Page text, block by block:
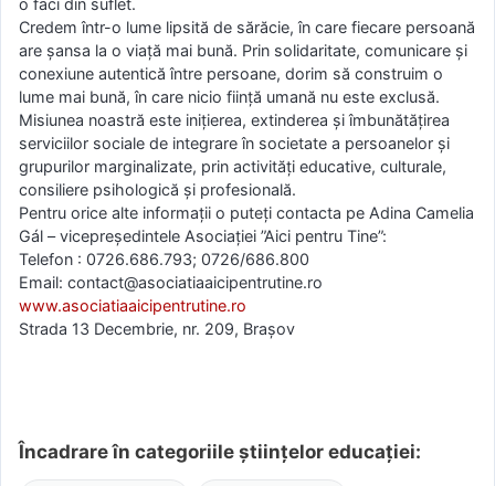
Credem într-o lume lipsită de sărăcie, în care fiecare persoană
are șansa la o viață mai bună. Prin solidaritate, comunicare și
conexiune autentică între persoane, dorim să construim o
lume mai bună, în care nicio ființă umană nu este exclusă.
Misiunea noastră este inițierea, extinderea și îmbunătățirea
serviciilor sociale de integrare în societate a persoanelor și
grupurilor marginalizate, prin activități educative, culturale,
consiliere psihologică și profesională.
Pentru orice alte informații o puteți contacta pe Adina Camelia
Gál – vicepreședintele Asociației ”Aici pentru Tine”:
Telefon : 0726.686.793; 0726/686.800
Email: contact@asociatiaaicipentrutine.ro
www.asociatiaaicipentrutine.ro
Strada 13 Decembrie, nr. 209, Brașov
Încadrare în categoriile științelor educației: